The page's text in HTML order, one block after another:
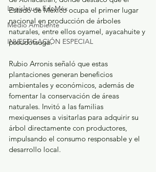
Legislatura EdoMéx
Medio Ambiente
INVESTIGACIÓN ESPECIAL
Estado de México ocupa el primer lugar
nacional en producción de árboles
naturales, entre ellos oyamel, ayacahuite y
pseudotsuga.
Rubio Arronis señaló que estas
plantaciones generan beneficios
ambientales y económicos, además de
fomentar la conservación de áreas
naturales. Invitó a las familias
mexiquenses a visitarlas para adquirir su
árbol directamente con productores,
impulsando el consumo responsable y el
desarrollo local.